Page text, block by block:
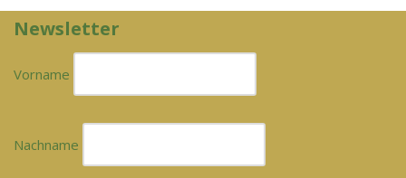
Newsletter
Vorname
Nachname